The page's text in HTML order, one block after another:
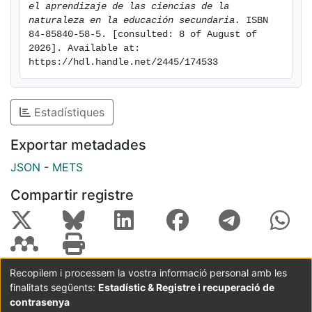
el aprendizaje de las ciencias de la
naturaleza en la educación secundaria.
ISBN
84-85840-58-5. [consulted: 8 of August of
2026]. Available at:
https://hdl.handle.net/2445/174533
Estadístiques
Exportar metadades
JSON - METS
Compartir registre
Coordinació:CRAI UB Avís legal
Metadades
subjectes a:
Recopilem i processem la vostra informació personal amb les
finalitats següents: Estadístic & Registre i recuperació de
contrasenya